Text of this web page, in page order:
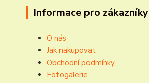
Informace pro zákazníky
O nás
Jak nakupovat
Obchodní podmínky
Fotogalerie